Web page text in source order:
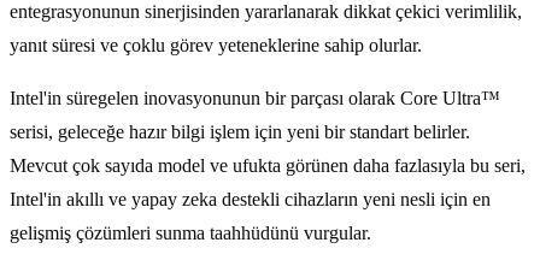
entegrasyonunun sinerjisinden yararlanarak dikkat çekici verimlilik,
yanıt süresi ve çoklu görev yeteneklerine sahip olurlar.
Intel'in süregelen inovasyonunun bir parçası olarak Core Ultra™
serisi, geleceğe hazır bilgi işlem için yeni bir standart belirler.
Mevcut çok sayıda model ve ufukta görünen daha fazlasıyla bu seri,
Intel'in akıllı ve yapay zeka destekli cihazların yeni nesli için en
gelişmiş çözümleri sunma taahhüdünü vurgular.